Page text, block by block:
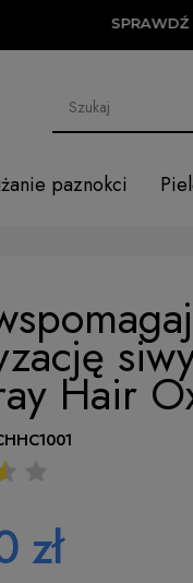
SPRAWDŹ
paznokci
Hair
zł